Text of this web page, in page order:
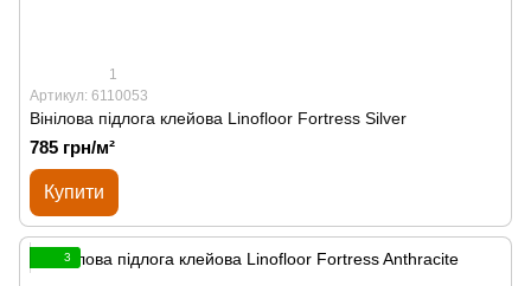
1
Артикул: 6110053
Вінілова підлога клейова Linofloor Fortress Silver
785 грн/м²
Купити
3